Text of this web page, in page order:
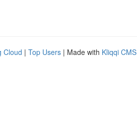
Cloud | Top Users | Made with Kliqqi CMS